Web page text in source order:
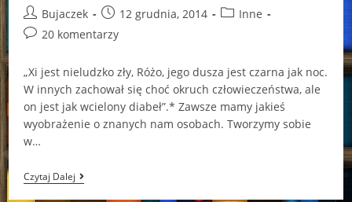
Post
author:
Bujaczek
Post
published:
12 grudnia, 2014
PostInne
Post20 komentarzy
„Xi jest nieludzko zły, Różo, jego dusza jest czarna jak noc.
W innych zachował się choć okruch człowieczeństwa, ale
on jest jak wcielony diabeł”.* Zawsze mamy jakieś
wyobrażenie o znanych nam osobach. Tworzymy sobie
w…
Czytaj DalejNajtrudniejsze
Zadanie